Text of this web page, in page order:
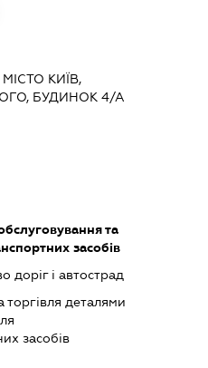
МІСТО КИЇВ,
БУДИНОК 4/А
та
засобів
доріг і автострад
торгівля деталями
засобів